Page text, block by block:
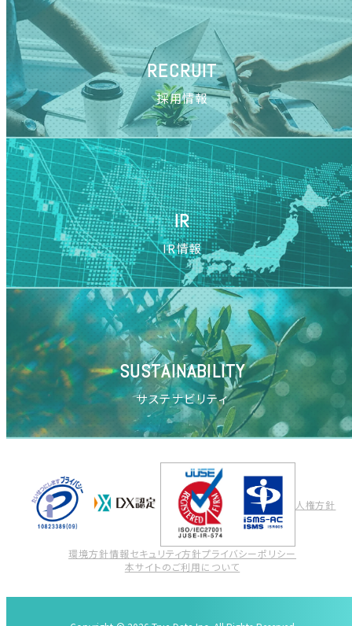
RECRUIT
採用情報
IR
IR情報
SUSTAINABILITY
サステナビリティ
人権方針
環境方針情報セキュリティ方針プライバシーポリシー
本サイトのご利用について